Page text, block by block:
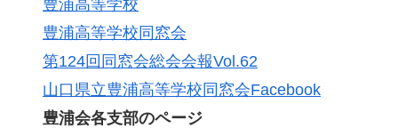
豊浦高等学校
豊浦高等学校同窓会
第124回同窓会総会会報Vol.62
山口県立豊浦高等学校同窓会Facebook
豊浦会各支部のページ